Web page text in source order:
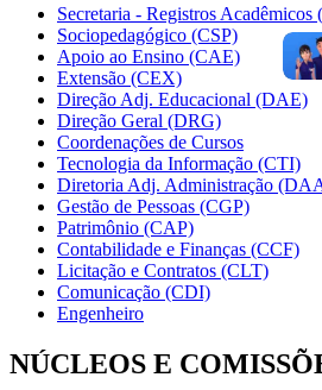
Secretaria - Registros
Sociopedagógico (CSP)
Apoio ao Ensino (CAE)
Extensão (CEX)
Direção Adj. Educacional (DAE)
Direção Geral (DRG)
Coordenações de Cursos
Tecnologia da Informação (CTI)
Diretoria Adj. Administração
Gestão de Pessoas (CGP)
Patrimônio (CAP)
Contabilidade e Finanças (CCF)
Licitação e Contratos (CLT)
Comunicação (CDI)
Engenheiro
NÚCLEOS E